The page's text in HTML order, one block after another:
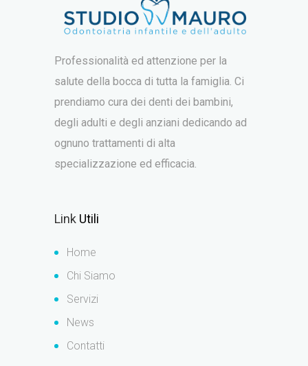
Professionalità ed attenzione per la
salute della bocca di tutta la famiglia. Ci
prendiamo cura dei denti dei bambini,
degli adulti e degli anziani dedicando ad
ognuno trattamenti di alta
specializzazione ed efficacia.
Link Utili
Home
Chi Siamo
Servizi
News
Contatti